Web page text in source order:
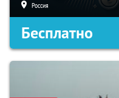
Россия
Бесплатно